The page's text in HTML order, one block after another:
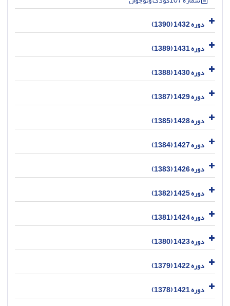
دوره 1432 (1390)
دوره 1431 (1389)
دوره 1430 (1388)
دوره 1429 (1387)
دوره 1428 (1385)
دوره 1427 (1384)
دوره 1426 (1383)
دوره 1425 (1382)
دوره 1424 (1381)
دوره 1423 (1380)
دوره 1422 (1379)
دوره 1421 (1378)